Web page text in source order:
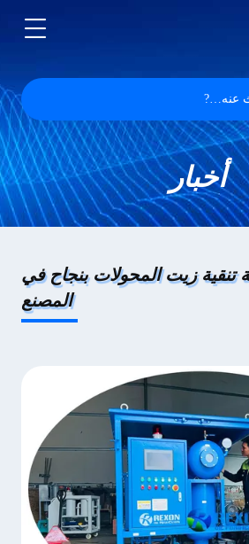
أخبار
تنقية زيت المحولات بنجاح في
المصنع